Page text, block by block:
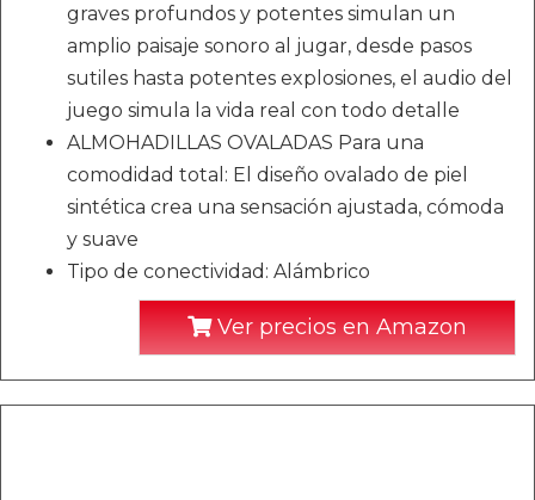
graves profundos y potentes simulan un
amplio paisaje sonoro al jugar, desde pasos
sutiles hasta potentes explosiones, el audio del
juego simula la vida real con todo detalle
ALMOHADILLAS OVALADAS Para una
comodidad total: El diseño ovalado de piel
sintética crea una sensación ajustada, cómoda
y suave
Tipo de conectividad: Alámbrico
Ver precios en Amazon